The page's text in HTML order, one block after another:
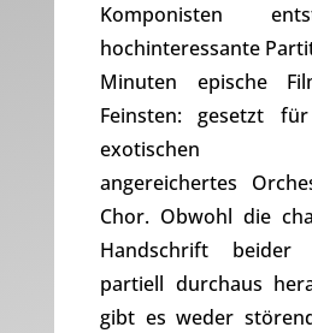
Komponisten
hochinteressante
Minuten epische
Feinsten: gesetzt
exotischen
angereichertes
Chor. Obwohl die
Handschrift beider
partiell durchaus
gibt es weder